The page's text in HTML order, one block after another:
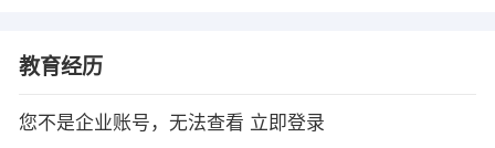
教育经历
您不是企业账号，无法查看 立即登录